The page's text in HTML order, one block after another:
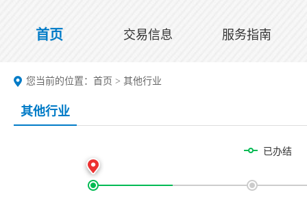
首页 交易信息 服务指南
您当前的位置： 首页 > 其他行业
其他行业
已办结